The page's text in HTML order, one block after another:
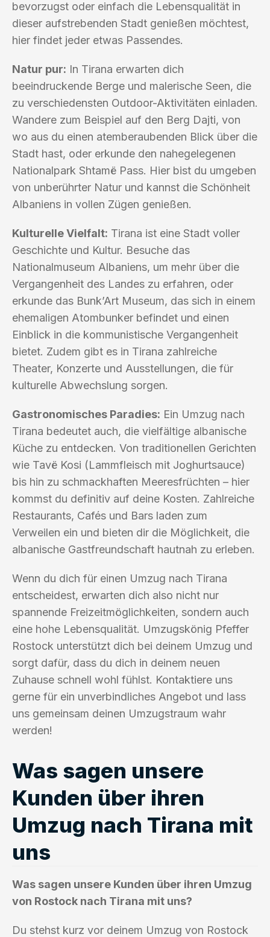
bevorzugst oder einfach die Lebensqualität in
dieser aufstrebenden Stadt genießen möchtest,
hier findet jeder etwas Passendes.
Natur pur: In Tirana erwarten dich
beeindruckende Berge und malerische Seen, die
zu verschiedensten Outdoor-Aktivitäten einladen.
Wandere zum Beispiel auf den Berg Dajti, von
wo aus du einen atemberaubenden Blick über die
Stadt hast, oder erkunde den nahegelegenen
Nationalpark Shtamë Pass. Hier bist du umgeben
von unberührter Natur und kannst die Schönheit
Albaniens in vollen Zügen genießen.
Kulturelle Vielfalt: Tirana ist eine Stadt voller
Geschichte und Kultur. Besuche das
Nationalmuseum Albaniens, um mehr über die
Vergangenheit des Landes zu erfahren, oder
erkunde das Bunk’Art Museum, das sich in einem
ehemaligen Atombunker befindet und einen
Einblick in die kommunistische Vergangenheit
bietet. Zudem gibt es in Tirana zahlreiche
Theater, Konzerte und Ausstellungen, die für
kulturelle Abwechslung sorgen.
Gastronomisches Paradies: Ein Umzug nach
Tirana bedeutet auch, die vielfältige albanische
Küche zu entdecken. Von traditionellen Gerichten
wie Tavë Kosi (Lammfleisch mit Joghurtsauce)
bis hin zu schmackhaften Meeresfrüchten – hier
kommst du definitiv auf deine Kosten. Zahlreiche
Restaurants, Cafés und Bars laden zum
Verweilen ein und bieten dir die Möglichkeit, die
albanische Gastfreundschaft hautnah zu erleben.
Wenn du dich für einen Umzug nach Tirana
entscheidest, erwarten dich also nicht nur
spannende Freizeitmöglichkeiten, sondern auch
eine hohe Lebensqualität. Umzugskönig Pfeffer
Rostock unterstützt dich bei deinem Umzug und
sorgt dafür, dass du dich in deinem neuen
Zuhause schnell wohl fühlst. Kontaktiere uns
gerne für ein unverbindliches Angebot und lass
uns gemeinsam deinen Umzugstraum wahr
werden!
Was sagen unsere
Kunden über ihren
Umzug nach Tirana mit
uns
Was sagen unsere Kunden über ihren Umzug
von Rostock nach Tirana mit uns?
Du stehst kurz vor deinem Umzug von Rostock